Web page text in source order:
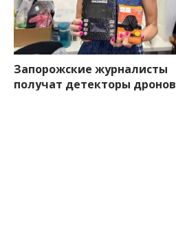
Запорожские журналисты
получат детекторы дронов